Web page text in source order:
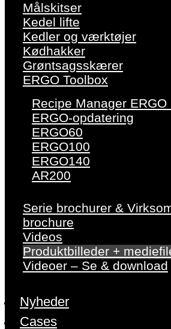
Målskitser
Kedel lifte
Kedler og værktøjer
Kødhakker
Grøntsagsskærer
ERGO Toolbox
Recipe Manager ERGO
ERGO-opdatering
ERGO60
ERGO100
ERGO140
AR200
Serie brochurer &
brochure
Videos
Produktbilleder +
Videoer – Se & download
Nyheder
Cases